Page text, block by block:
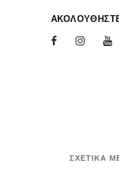
ΣΧΕΤΙΚΑ